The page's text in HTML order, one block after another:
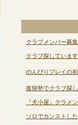
定期メンテナンス
毎週水曜日 10:30
※メンテナンス中は
クラブメンバー募
クラブ探していま
のんびりプレイの
復帰勢でクラブ探
『犬小屋』クラメ
ソロでカンストし